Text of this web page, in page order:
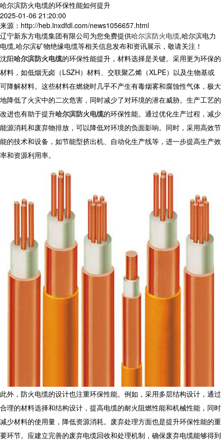
哈尔滨防火电缆的环保性能如何提升
2025-01-06 21:20:00
来源：http://heb.lnxdfdl.com/news1056657.html
辽宁新东方电缆集团有限公司为您免费提供哈尔滨防火电缆,哈尔滨电力
电缆,哈尔滨矿物绝缘电缆等相关信息发布和资讯展示，敬请关注！
沈阳哈尔滨防火电缆的环保性能提升，材料选择是关键。采用更为环保的
材料，如低烟无卤（LSZH）材料、交联聚乙烯（XLPE）以及生物基或
可降解材料。这些材料在燃烧时几乎不产生有毒烟雾和腐蚀性气体，极大
地降低了火灾中的二次危害，同时减少了对环境的潜在威胁。生产工艺的
改进也有助于提升哈尔滨防火电缆的环保性能。通过优化生产过程，减少
能源消耗和废弃物排放，可以降低对环境的负面影响。同时，采用高效节
能的技术和设备，如节能型挤出机、自动化生产线等，进一步提高生产效
率和资源利用率。
此外， 防火电缆的设计也注重环保性能。例如，采用多层结构设计，通过
合理的材料选择和结构设计，提高电缆的耐火阻燃性能和机械性能，同时
减少材料的使用量，降低资源消耗。废弃处理方面也是提升环保性能的重
要环节。应建立完善的废弃电缆回收和处理机制，确保废弃电缆能够得到